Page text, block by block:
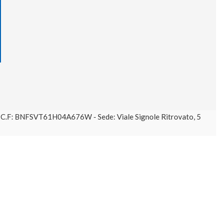
BNFSVT61H04A676W - Sede: Viale Signole Ritrovato, 5